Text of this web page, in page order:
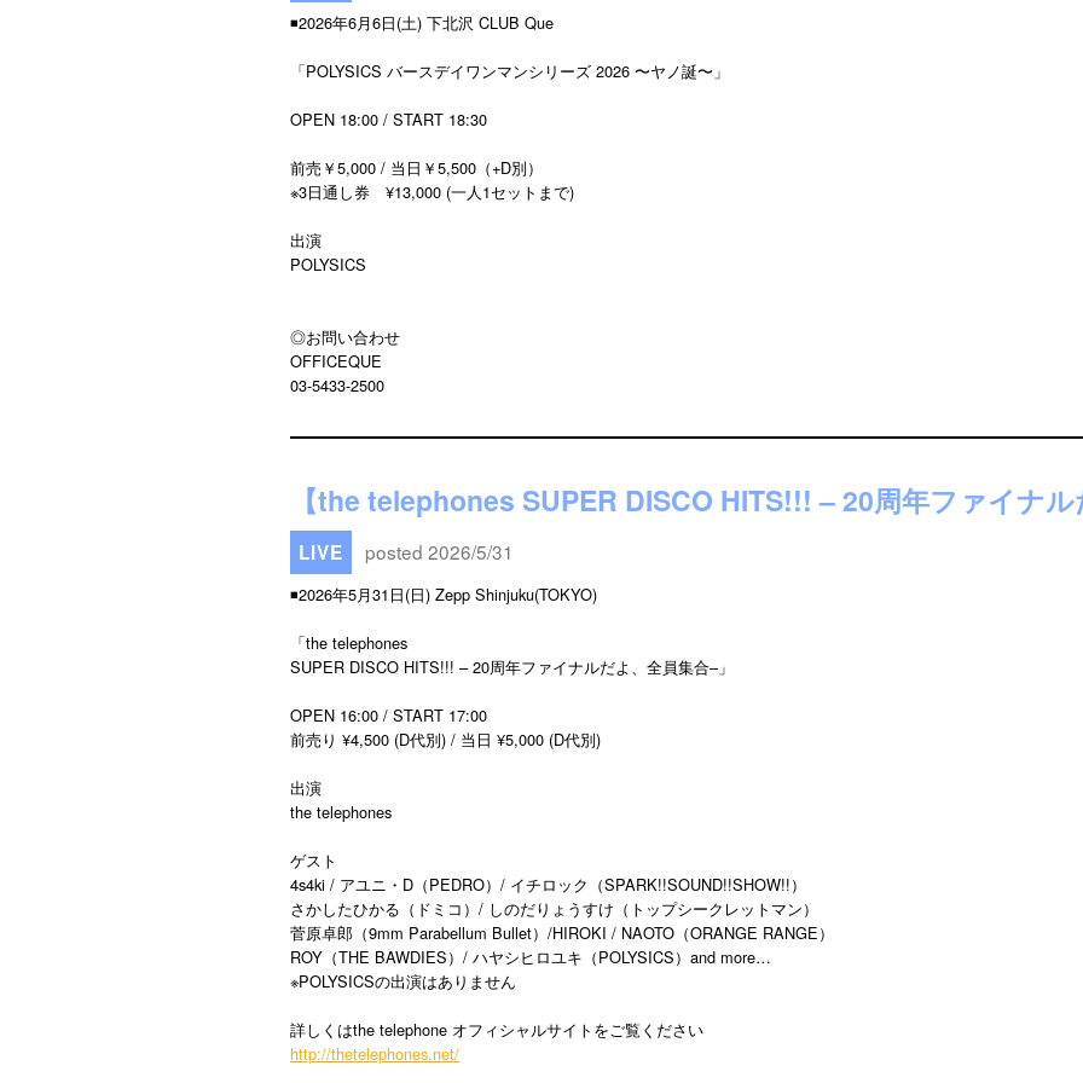
◾️2026年6月6日(土) 下北沢 CLUB Que
「POLYSICS バースデイワンマンシリーズ 2026 〜ヤノ誕〜」
OPEN 18:00 / START 18:30
前売￥5,000 / 当日￥5,500（+D別）
※3日通し券 ¥13,000 (一人1セットまで)
出演
POLYSICS
◎お問い合わせ
OFFICEQUE
03-5433-2500
【the telephones SUPER DISCO HITS!!! – 20周年ファイナル
LIVE posted 2026/5/31
◾️2026年5月31日(日) Zepp Shinjuku(TOKYO)
「the telephones
SUPER DISCO HITS!!! – 20周年ファイナルだよ、全員集合–」
OPEN 16:00 / START 17:00
前売り ¥4,500 (D代別) / 当日 ¥5,000 (D代別)
出演
the telephones
ゲスト
4s4ki / アユニ・D（PEDRO）/ イチロック（SPARK!!SOUND!!SHOW!!）
さかしたひかる（ドミコ）/ しのだりょうすけ（トップシークレットマン）
菅原卓郎（9mm Parabellum Bullet）/HIROKI / NAOTO（ORANGE RANGE）
ROY（THE BAWDIES）/ ハヤシヒロユキ（POLYSICS）and more…
※POLYSICSの出演はありません
詳しくはthe telephone オフィシャルサイトをご覧ください
http://thetelephones.net/